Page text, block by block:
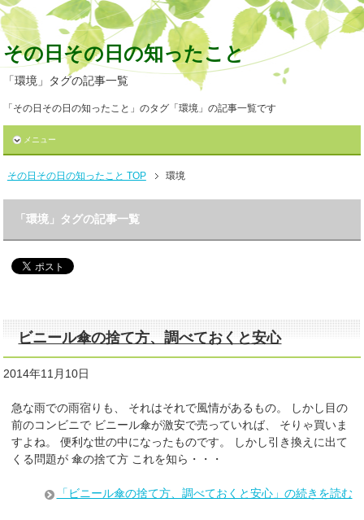
その日その日の知ったこと
「環境」タグの記事一覧
「その日その日の知ったこと」のタグ「環境」の記事一覧です
メニュー
その日その日の知ったこと TOP 環境
「環境」タグの記事一覧
ビニール傘の捨て方、調べておくと安心
2014年11月10日
急な雨での雨宿りも、 それはそれで風情があるもの。 しかし目の
前のコンビニで ビニール傘が激安で売っていれば、 そりゃ買いま
すよね。 便利な世の中になったものです。 しかし引き換えに出て
くる問題が 傘の捨て方 これを知ら・・・
「ビニール傘の捨て方、調べておくと安心」の続きを読む